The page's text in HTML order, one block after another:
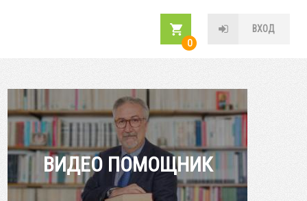
ВХОД
0
ВИДЕО ПОМОЩНИК